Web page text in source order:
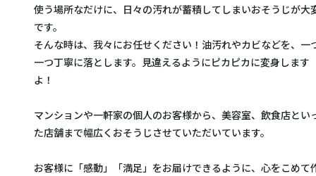
使う場所なだけに、日々の汚れが蓄積してしまいおそうじが大
です。
そんな時は、我々にお任せください！油汚れやカビなどを、一
一つ丁寧に落とします。見違えるようにピカピカに変身します
よ！
マンションや一軒家の個人のお客様から、美容室、飲食店とい
た店舗まで幅広くおそうじさせていただいています。
お客様に「感動」「満足」をお届けできるように、心をこめて